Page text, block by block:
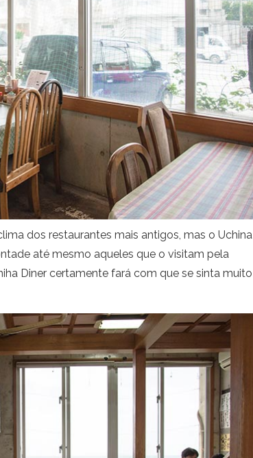
dos restaurantes mais antigos, mas o Uchina
até mesmo aqueles que o visitam pela
Diner certamente fará com que se sinta muito